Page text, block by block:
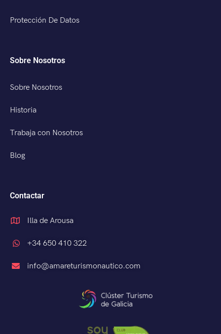
Protección De Datos
Sobre Nosotros
Sobre Nosotros
Historia
Trabaja con Nosotros
Blog
Contactar
Illa de Arousa
+34 650 410 322
info@amareturismonautico.com